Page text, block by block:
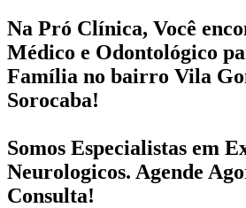
Na Pró Clínica, Você
Médico e Odontológico
Família no bairro Vila
Sorocaba!
Somos Especialistas em
Neurologicos. Agende
Consulta!